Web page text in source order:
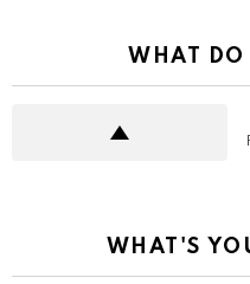
WHAT
WHAT'S